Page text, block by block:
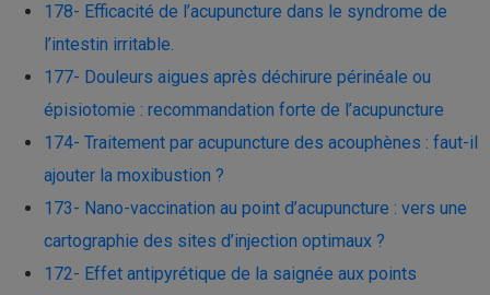
178- Efficacité de l’acupuncture dans le syndrome de
l’intestin irritable.
177- Douleurs aigues après déchirure périnéale ou
épisiotomie : recommandation forte de l’acupuncture
174- Traitement par acupuncture des acouphènes : faut-il
ajouter la moxibustion ?
173- Nano-vaccination au point d’acupuncture : vers une
cartographie des sites d’injection optimaux ?
172- Effet antipyrétique de la saignée aux points